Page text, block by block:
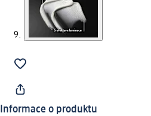
Informace o produktu